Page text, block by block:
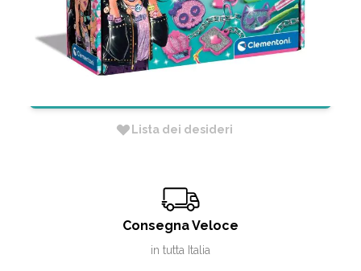
Non Disponibile
Lista dei desideri
Consegna Veloce
in tutta Italia